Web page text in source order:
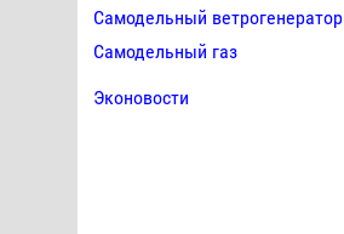
Самодельный ветрогенератор
Самодельный газ
Эконовости